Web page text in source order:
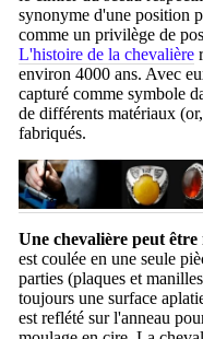
synonyme d'une position
comme un privilège de
L'histoire de la chevalière
environ 4000 ans. Avec
capturé comme symbole
de différents matériaux
fabriqués.
Une chevalière peut être
est coulée en une seule
parties (plaques et
toujours une surface
est reflété sur l'anneau